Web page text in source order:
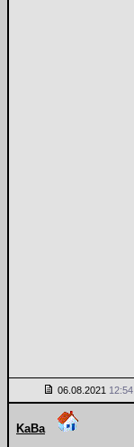
06.08.2021 12:54
KaBa